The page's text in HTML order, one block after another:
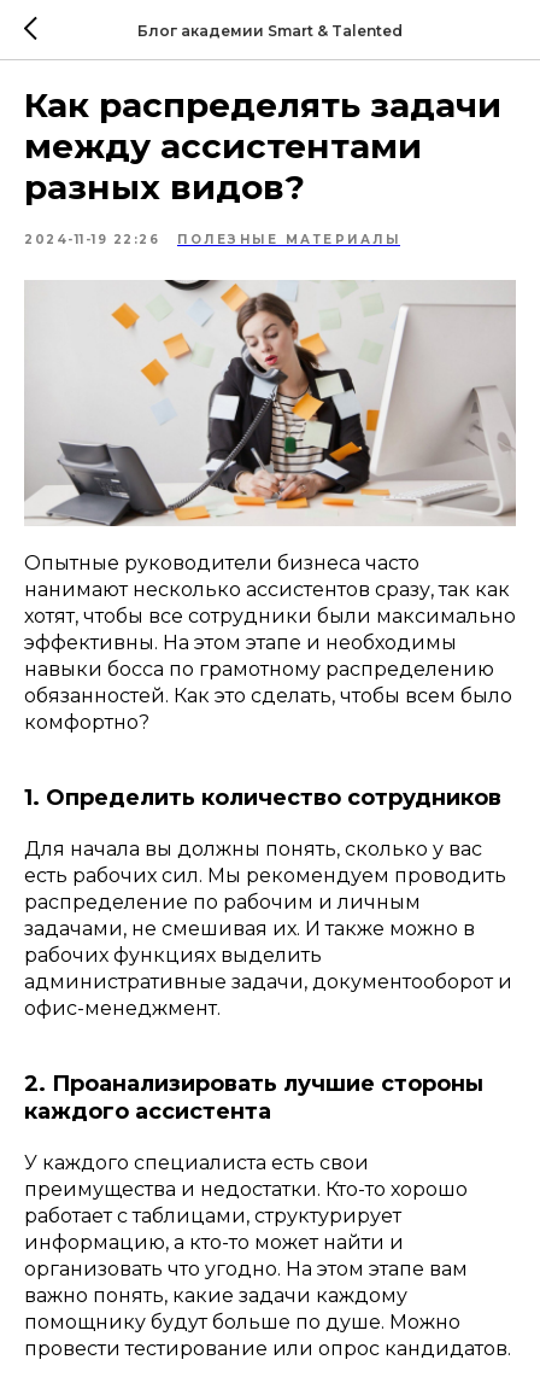
Блог академии Smart & Talented
Как распределять задачи
между ассистентами
разных видов?
2024-11-19 22:26 ПОЛЕЗНЫЕ МАТЕРИАЛЫ
Опытные руководители бизнеса часто
нанимают несколько ассистентов сразу, так как
хотят, чтобы все сотрудники были максимально
эффективны. На этом этапе и необходимы
навыки босса по грамотному распределению
обязанностей. Как это сделать, чтобы всем было
комфортно?
1. Определить количество сотрудников
Для начала вы должны понять, сколько у вас
есть рабочих сил. Мы рекомендуем проводить
распределение по рабочим и личным
задачами, не смешивая их. И также можно в
рабочих функциях выделить
административные задачи, документооборот и
офис-менеджмент.
2. Проанализировать лучшие стороны
каждого ассистента
У каждого специалиста есть свои
преимущества и недостатки. Кто-то хорошо
работает с таблицами, структурирует
информацию, а кто-то может найти и
организовать что угодно. На этом этапе вам
важно понять, какие задачи каждому
помощнику будут больше по душе. Можно
провести тестирование или опрос кандидатов.